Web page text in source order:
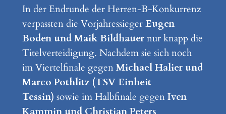
In der Endrunde der Herren-B-Konkurrenz
verpassten die VorjahressiegerEugen
Boden und Maik Bildhauernur knapp die
Titelverteidigung. Nachdem sie sich noch
im Viertelfinale gegenMichael Halier und
Marco Pothlitz (TSV Einheit
Tessin) sowie im Halbfinale gegenIven